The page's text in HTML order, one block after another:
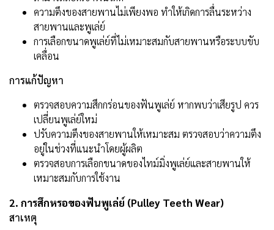
ความตึงของสายพานไม่เพียงพอ ทำให้เกิดการลื่นระหว่าง
สายพานและพูเล่ย์
การเลือกขนาดพูเล่ย์ที่ไม่เหมาะสมกับสายพานหรือระบบขับ
เคลื่อน
การแก้ปัญหา
ตรวจสอบความสึกกร่อนของฟันพูเล่ย์ หากพบว่าเสียรูป ควร
เปลี่ยนพูเล่ย์ใหม่
ปรับความตึงของสายพานให้เหมาะสม ตรวจสอบว่าความตึง
อยู่ในช่วงที่แนะนำโดยผู้ผลิต
ตรวจสอบการเลือกขนาดของไทม์มิ่งพูเล่ย์และสายพานให้
เหมาะสมกับการใช้งาน
2. การสึกหรอของฟันพูเล่ย์ (Pulley Teeth Wear)
สาเหตุ